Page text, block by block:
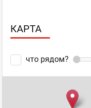
КАРТА
что рядом?